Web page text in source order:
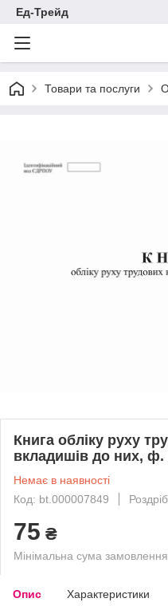
Ед-Трейд
Товари та послуги
Книга обліку руху
вкладишів до них,
Немає в наявності
Код: bt.000007849
Роздріб
75 ₴
Мінімальна сума
Опис Характеристики